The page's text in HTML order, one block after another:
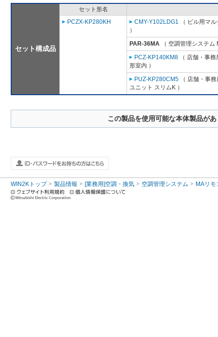
セット構成品
セット形名
PCZX-KP280KH
CMY-Y102LDG1 （ ビル用マ
）
PAR-36MA （ 空調管理システム
PCZ-KP140KM8 （ 店舗・事
形室内 ）
PUZ-KP280CM5 （ 店舗・事
ユニット スリムK ）
この製品を使用可能な本体製品が
WIN2Kトップ 製品情報 [業務用]空調・換気 空調管理システム MAリモ